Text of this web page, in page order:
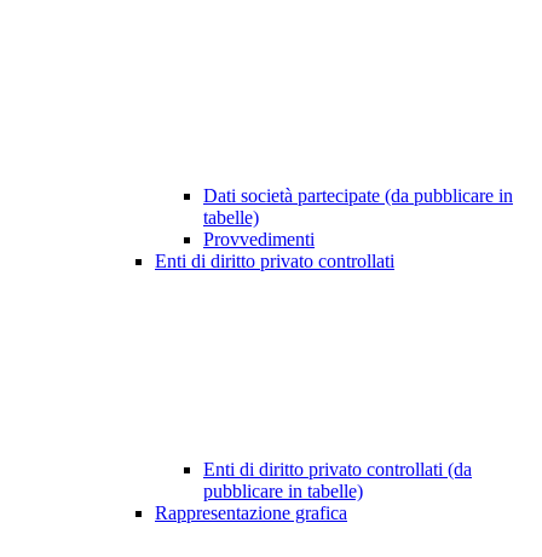
Dati società partecipate (da pubblicare in
tabelle)
Provvedimenti
Enti di diritto privato controllati
Enti di diritto privato controllati (da
pubblicare in tabelle)
Rappresentazione grafica